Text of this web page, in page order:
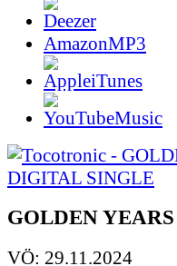
AmazonMP3
GOLDEN
VÖ: 29.11.2024